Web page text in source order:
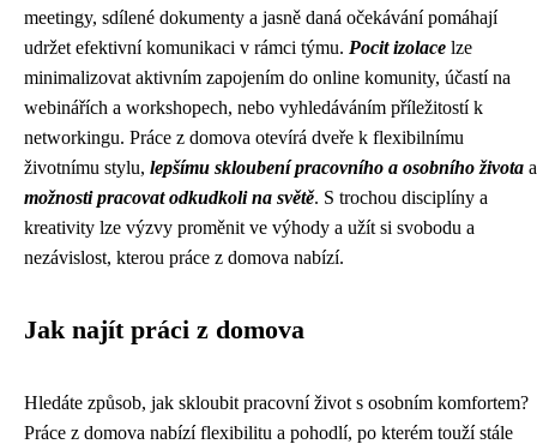
meetingy, sdílené dokumenty a jasně daná očekávání pomáhají
udržet efektivní komunikaci v rámci týmu. Pocit izolace lze
minimalizovat aktivním zapojením do online komunity, účastí na
webinářích a workshopech, nebo vyhledáváním příležitostí k
networkingu. Práce z domova otevírá dveře k flexibilnímu
životnímu stylu, lepšímu skloubení pracovního a osobního života a
možnosti pracovat odkudkoli na světě. S trochou disciplíny a
kreativity lze výzvy proměnit ve výhody a užít si svobodu a
nezávislost, kterou práce z domova nabízí.
Jak najít práci z domova
Hledáte způsob, jak skloubit pracovní život s osobním komfortem?
Práce z domova nabízí flexibilitu a pohodlí, po kterém touží stále